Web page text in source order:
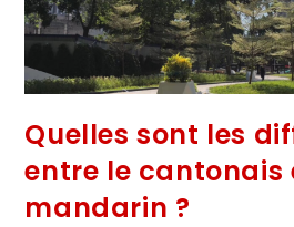
Quelles sont les
entre le cantonais
mandarin ?